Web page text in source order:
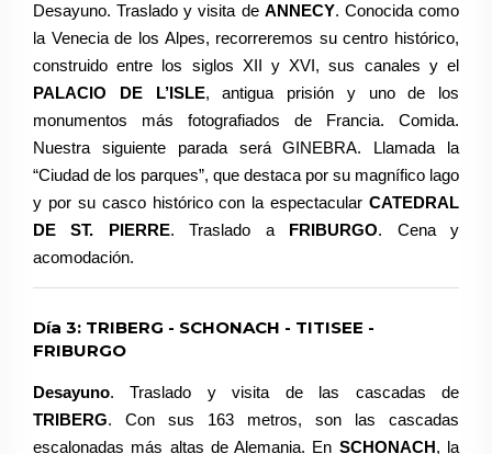
Desayuno. Traslado y visita de ANNECY. Conocida como
la Venecia de los Alpes, recorreremos su centro histórico,
construido entre los siglos XII y XVI, sus canales y el
PALACIO DE L’ISLE, antigua prisión y uno de los
monumentos más fotografiados de Francia. Comida.
Nuestra siguiente parada será GINEBRA. Llamada la
“Ciudad de los parques”, que destaca por su magnífico lago
y por su casco histórico con la espectacular CATEDRAL
DE ST. PIERRE. Traslado a FRIBURGO. Cena y
acomodación.
Día 3: TRIBERG - SCHONACH - TITISEE -
FRIBURGO
Desayuno. Traslado y visita de las cascadas de
TRIBERG. Con sus 163 metros, son las cascadas
escalonadas más altas de Alemania. En SCHONACH, la